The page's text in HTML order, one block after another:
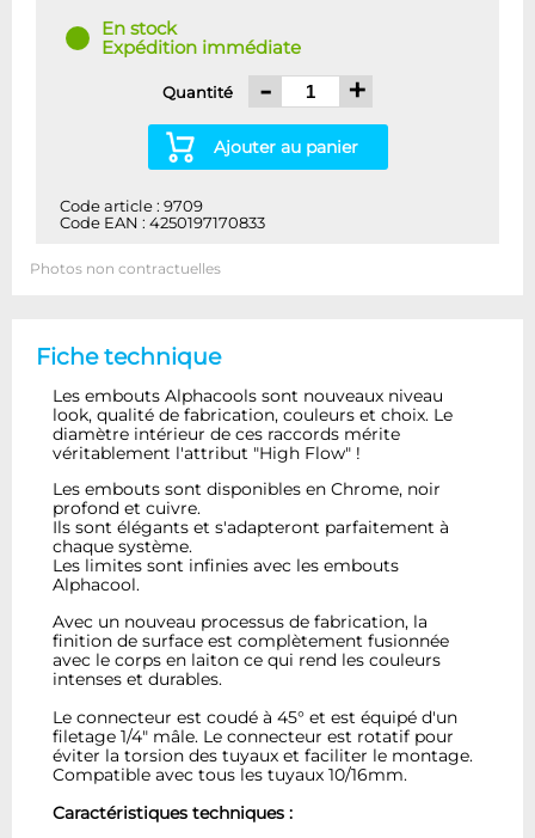
En stock
Expédition immédiate
Quantité - +
Ajouter au panier
Code article : 9709
Code EAN : 4250197170833
Photos non contractuelles
Fiche technique
Les embouts Alphacools sont nouveaux niveau
look, qualité de fabrication, couleurs et choix. Le
diamètre intérieur de ces raccords mérite
véritablement l'attribut "High Flow" !
Les embouts sont disponibles en Chrome, noir
profond et cuivre.
Ils sont élégants et s'adapteront parfaitement à
chaque système.
Les limites sont infinies avec les embouts
Alphacool.
Avec un nouveau processus de fabrication, la
finition de surface est complètement fusionnée
avec le corps en laiton ce qui rend les couleurs
intenses et durables.
Le connecteur est coudé à 45° et est équipé d'un
filetage 1/4" mâle. Le connecteur est rotatif pour
éviter la torsion des tuyaux et faciliter le montage.
Compatible avec tous les tuyaux 10/16mm.
Caractéristiques techniques :